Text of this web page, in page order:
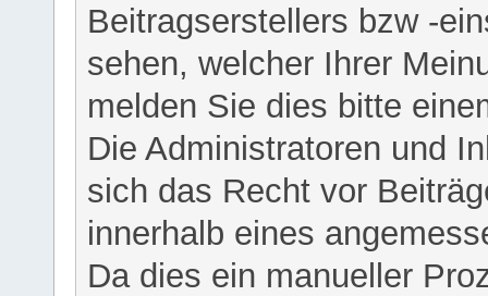
Beitragserstellers bzw -
sehen, welcher Ihrer
melden Sie dies bitte
Die Administratoren und
sich das Recht vor
innerhalb eines
Da dies ein manueller